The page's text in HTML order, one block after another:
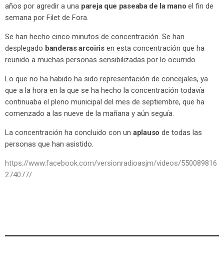
años por agredir a una pareja que paseaba de la mano el fin de
semana por Filet de Fora.
Se han hecho cinco minutos de concentración. Se han
desplegado banderas arcoirisen esta concentración que ha
reunido a muchas personas sensibilizadas por lo ocurrido.
Lo que no ha habido ha sido representación de concejales, ya
que a la hora en la que se ha hecho la concentración todavía
continuaba el pleno municipal del mes de septiembre, que ha
comenzado a las nueve de la mañana y aún seguía.
La concentración ha concluido con un aplauso de todas las
personas que han asistido.
https://www.facebook.com/versionradioasjm/videos/550089816
274077/